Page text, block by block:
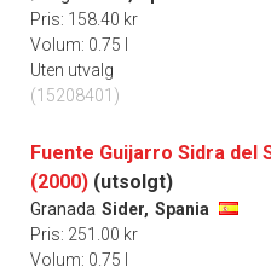
Pris: 158.40 kr
Volum: 0.75 l
Uten utvalg
(15208401)
Fuente Guijarro Sidra del
(2000) (utsolgt)
Granada Sider, Spania
Pris: 251.00 kr
Volum: 0.75 l